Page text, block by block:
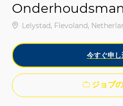
場所Lelystad, Flevoland,
今すぐ申
ジョブ